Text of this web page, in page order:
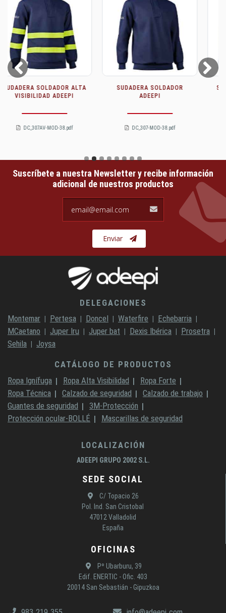
Prev
SUDADERA SOLDADOR
ADEEPI
DC_307-MOD-38.pdf
SOFTSHELL MULTINORMA
ADEEPI
DC_359-MOD-32.pdf
Next
Suscríbete a nuestra Newsletter y recibe información
adicional de nuestros productos
Enviar
DELEGACIONES
Montemar
Pertesa Doncel Waterfire
Echebarria
MCaetano
Juper Iru Juper bat Dexis Ibérica
Prosetra
Sehila
Joysa
CATÁLOGO DE PRODUCTOS
Ropa Ignífuga
Ropa Alta Visibilidad
Ropa Forte
Ropa Técnica
Calzado de seguridad
Calzado de trabajo
Guantes de seguridad
3M-Protección
Protección ocular-BOLLÉ
Mascarillas de seguridad
LOCALIZACIÓN
ADEEPI GRUPO 2002 S.L.
SEDE SOCIAL
C/ Topacio 26
Pol. Ind. San Cristobal
47012 Valladolid
España
OFICINAS
Pº Ubarburu, 39
Edif. ENERTIC - Ofic. 403
20014 San Sebastián - Gipuzkoa